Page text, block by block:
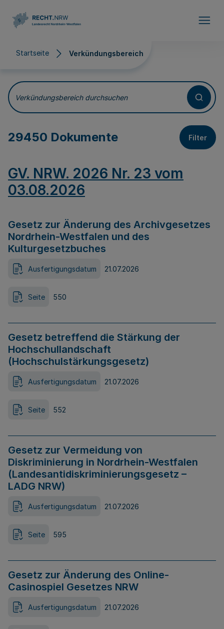
Startseite Verkündungsbereich
Verkündungsbereich
Verkündungsbereich durchsuchen
29450 Dokumente Filter
GV. NRW. 2026 Nr. 23 vom
03.08.2026
Gesetz zur Änderung des Archivgesetzes
Nordrhein-Westfalen und des
Kulturgesetzbuches
Ausfertigungsdatum 21.07.2026
Seite 550
Gesetz betreffend die Stärkung der
Hochschullandschaft
(Hochschulstärkungsgesetz)
Ausfertigungsdatum 21.07.2026
Seite 552
Gesetz zur Vermeidung von
Diskriminierung in Nordrhein-Westfalen
(Landesantidiskriminierungsgesetz –
LADG NRW)
Ausfertigungsdatum 21.07.2026
Seite 595
Gesetz zur Änderung des Online-
Casinospiel Gesetzes NRW
Ausfertigungsdatum 21.07.2026